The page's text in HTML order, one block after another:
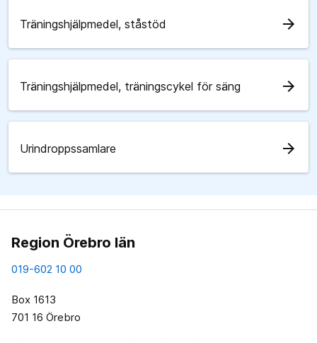
Träningshjälpmedel, ståstöd arrow_forward
Träningshjälpmedel, träningscykel för säng arrow_forward
Urindroppssamlare arrow_forward
Region Örebro län
019-602 10 00
Box 1613
701 16 Örebro